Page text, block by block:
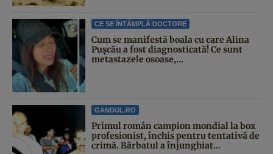
CE SE ÎNTÂMPLĂ DOCTORE
Cum se manifestă boala cu care Alina
Pușcău a fost diagnosticată! Ce sunt
metastazele osoase,...
GANDUL.RO
Primul român campion mondial la box
profesionist, închis pentru tentativă de
crimă. Bărbatul a înjunghiat...